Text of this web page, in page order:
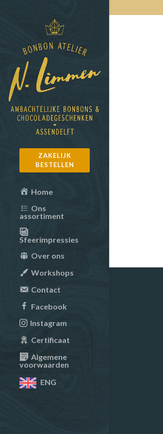
ZAKELIJK
BESTELLEN
Home
Ons
assortiment
Sfeerimpressies
Over ons
Workshops
Contact
Facebook
Instagram
Certificaat
Algemene
voorwaarden
ENG